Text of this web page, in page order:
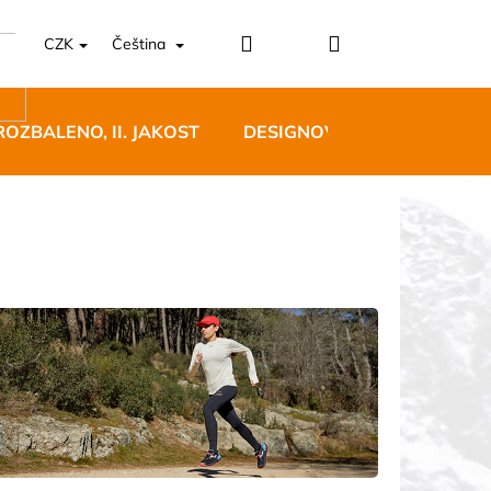
CZK Čeština PřihlášeníNákupní
II. JAKOST DESIGNOVÝ NÁBYTEK
BĚŽECKÉ TRAILOVÉ